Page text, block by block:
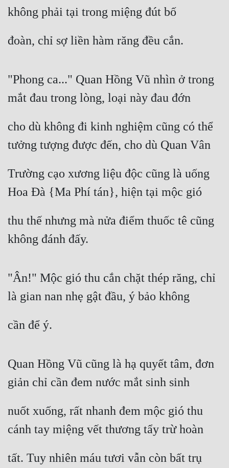
Đẹp Hiệp
Vô Sỉ
Điềm Đạm
không phải tại trong miệng đút bố
đoàn, chỉ sợ liền hàm răng đều cắn.
"Phong ca..." Quan Hồng Vũ nhìn ở trong
mắt đau trong lòng, loại này đau đớn
cho dù không đi kinh nghiệm cũng có thể
tưởng tượng được đến, cho dù Quan Vân
Trường cạo xương liệu độc cũng là uống
Hoa Đà {Ma Phí tán}, hiện tại mộc gió
thu thế nhưng mà nửa điểm thuốc tê cũng
không đánh đấy.
"Ân!" Mộc gió thu cắn chặt thép răng, chỉ
là gian nan nhẹ gật đầu, ý bảo không
cần để ý.
Quan Hồng Vũ cũng là hạ quyết tâm, đơn
giản chỉ cần đem nước mắt sinh sinh
nuốt xuống, rất nhanh đem mộc gió thu
cánh tay miệng vết thương tẩy trừ hoàn
tất. Tuy nhiên máu tươi vẫn còn bất trụ